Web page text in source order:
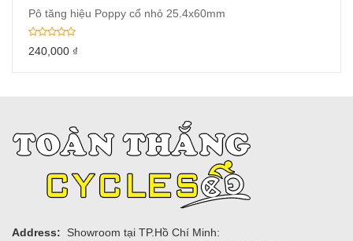
Pô tăng hiệu Poppy cổ nhỏ 25.4x60mm
240,000 ₫
Address:
Showroom tại TP.Hồ Chí Minh: